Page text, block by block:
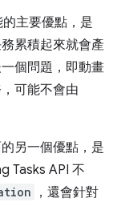
主要優點，是
累積起來就會產
個問題，即動畫
可能不會由
另一個優點，是
Tasks API 不
，還會針對